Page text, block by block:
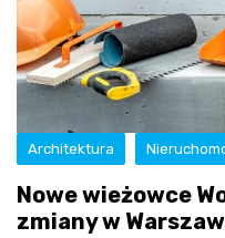
Architektura
Nowe wieżowce
zmiany w